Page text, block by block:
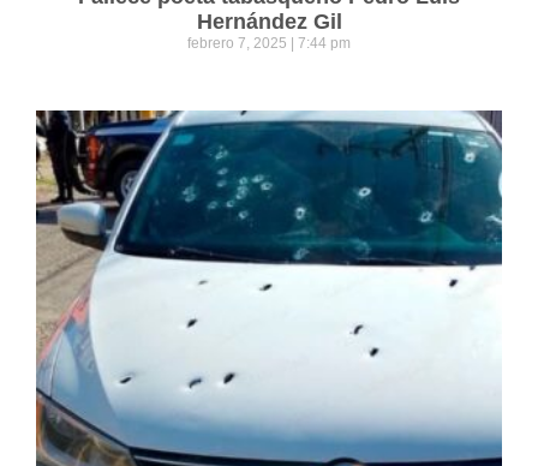
Hernández Gil
febrero 7, 2025 7:44 pm